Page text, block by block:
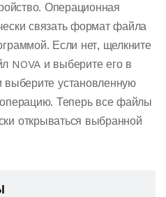
Операционная
связать формат файла
Если нет, щелкните
NOVA и выберите его в
выберите установленную
Теперь все файлы
открываться выбранной